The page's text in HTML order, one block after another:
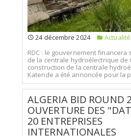
24 décembre 2024
Actualité
RDC : le gouvernement financera
de la centrale hydroélectrique de
construction de la centrale
Katende a été annoncée pour la
ALGERIA BID ROUND
OUVERTURE DES
20 ENTREPRISES
INTERNATIONALES